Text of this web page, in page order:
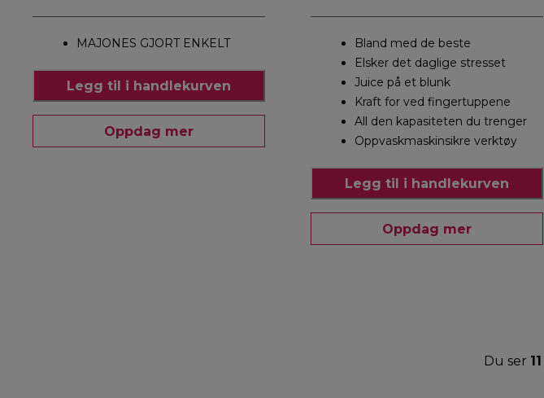
MAJONES GJORT ENKELT
Legg til i handlekurven
Oppdag mer
Bland med de beste
Elsker det daglige stresset
Juice på et blunk
Kraft for ved fingertuppene
All den kapasiteten du trenger
Oppvaskmaskinsikre verktøy
Legg til i handlekurven
Oppdag mer
Du ser 11